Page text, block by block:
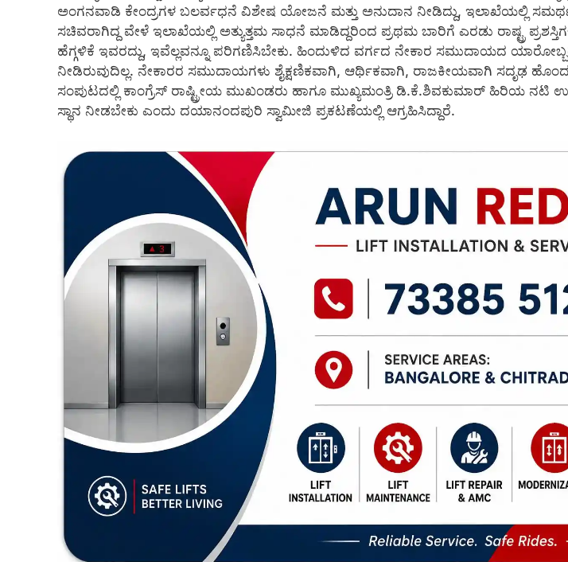
ಅಂಗನವಾಡಿ ಕೇಂದ್ರಗಳ ಬಲರ್ವಧನೆ ವಿಶೇಷ ಯೋಜನೆ ಮತ್ತು ಅನುದಾನ ನೀಡಿದ್ದು, ಇಲಾಖೆಯಲ್ಲಿ
ಸಚಿವರಾಗಿದ್ದ ವೇಳೆ ಇಲಾಖೆಯಲ್ಲಿ ಅತ್ಯುತ್ತಮ ಸಾಧನೆ ಮಾಡಿದ್ದರಿಂದ ಪ್ರಥಮ ಬಾರಿಗೆ ಎರಡು ರಾಷ್ಟ್ರ
ಹೆಗ್ಗಳಿಕೆ ಇವರದ್ದು, ಇವೆಲ್ಲವನ್ನೂ ಪರಿಗಣಿಸಿಬೇಕು. ಹಿಂದುಳಿದ ವರ್ಗದ ನೇಕಾರ ಸಮುದಾಯದ
ನೀಡಿರುವುದಿಲ್ಲ. ನೇಕಾರರ ಸಮುದಾಯಗಳು ಶೈಕ್ಷಣಿಕವಾಗಿ, ಆರ್ಥಿಕವಾಗಿ, ರಾಜಕೀಯವಾಗಿ ಸದೃಢ
ಸಂಪುಟದಲ್ಲಿ ಕಾಂಗ್ರೆಸ್ ರಾಷ್ಟ್ರೀಯ ಮುಖಂಡರು ಹಾಗೂ ಮುಖ್ಯಮಂತ್ರಿ ಡಿ.ಕೆ.ಶಿವಕುಮಾರ್ ಹಿರಿಯ ನಟಿ
ಸ್ಥಾನ ನೀಡಬೇಕು ಎಂದು ದಯಾನಂದಪುರಿ ಸ್ವಾಮೀಜಿ ಪ್ರಕಟಣೆಯಲ್ಲಿ ಆಗ್ರಹಿಸಿದ್ದಾರೆ.